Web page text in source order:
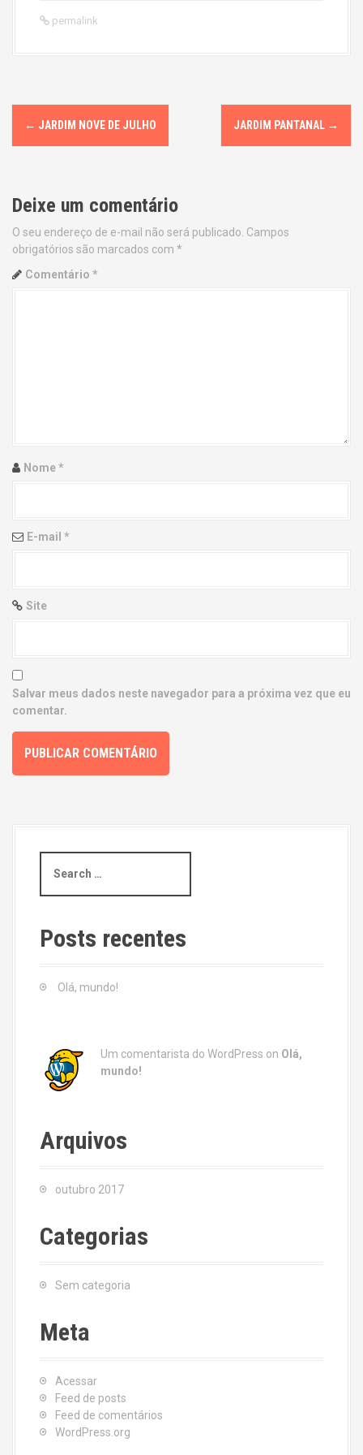
permalink
P
o
t
n
a
i
n
← JARDIM NOVE DE JULHO JARDIM PANTANAL →
Deixe um comentário
O seu endereço de e-mail não será publicado. Campos
obrigatórios são marcados com *
Comentário *
Nome*
E-mail *
Site
Salvar meus dados neste navegador para a próxima vez que eu
comentar.
a
c
h
Posts recentes
Olá, mundo!
Um comentarista do WordPress on Olá,
mundo!
Arquivos
outubro 2017
Categorias
Sem categoria
Meta
Acessar
Feed de posts
Feed de comentários
WordPress.org